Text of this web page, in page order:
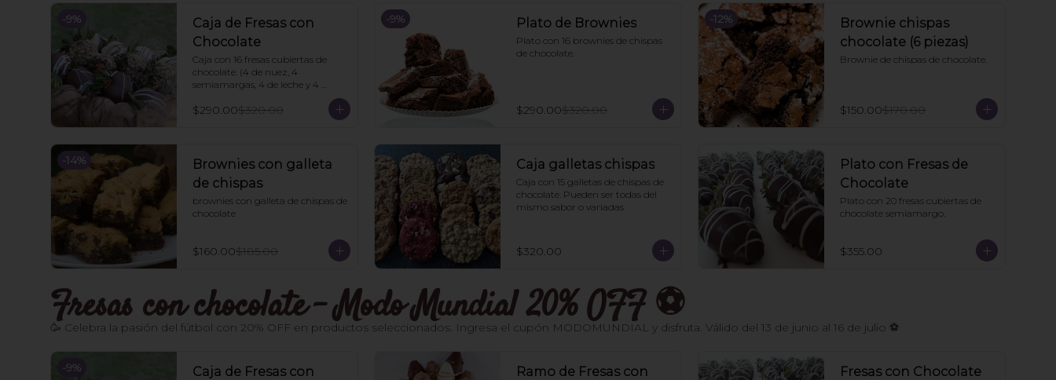
-9%
Caja de Fresas con
Chocolate
Caja con 16 fresas cubiertas de
chocolate. (4 de nuez, 4
semiamargas, 4 de leche y 4
$290.00$320.00
-9% Plato de Brownies
Plato con 16 brownies de chispas
de chocolate.
$290.00$320.00
-12%
Brownie chispas
chocolate (6 piezas)
Brownie de chispas de chocolate.
$150.00$170.00
-14%
Brownies con galleta
de chispas
brownies con galleta de chispas de
chocolate
$160.00$185.00
Caja galletas chispas
Caja con 15 galletas de chispas de
chocolate. Pueden ser todas del
mismo sabor o variadas
$320.00
Plato con Fresas de
Chocolate
Plato con 20 fresas cubiertas de
chocolate semiamargo.
$355.00
Fresas con chocolate - Modo Mundial 20% OFF ⚽️
🥳 Celebra la pasión del fútbol con 20% OFF en productos seleccionados. Ingresa el cupón MODOMUNDIAL y disfruta. Válido del 13 de junio al 16 de julio ⚽
-9%
Caja de Fresas con
Ramo de Fresas con
Fresas con Chocolate